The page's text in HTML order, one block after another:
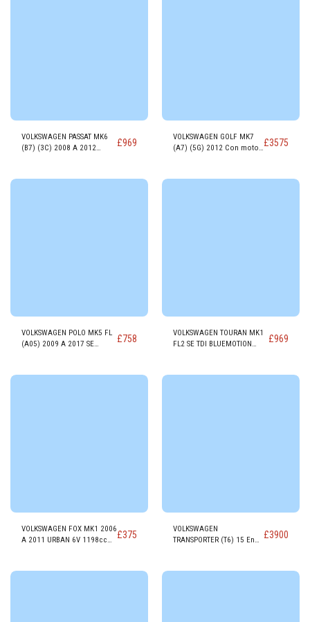
VOLKSWAGEN PASSAT MK6
(B7) (3C) 2008 A 2012
£969
VOLKSWAGEN GOLF MK7
(A7) (5G) 2012 Con motor £3575
VOLKSWAGEN POLO MK5 FL
(A05) 2009 A 2017 SE
£758
VOLKSWAGEN TOURAN MK1
FL2 SE TDI BLUEMOTION
£969
VOLKSWAGEN FOX MK1 2006
A 2011 URBAN 6V 1198cc
£375
VOLKSWAGEN
TRANSPORTER (T6) 15 En
£3900